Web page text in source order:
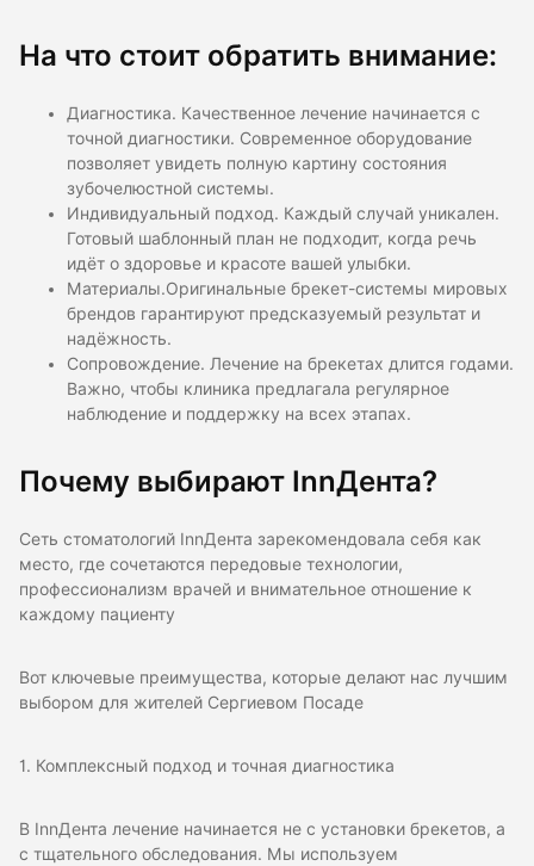
На что стоит обратить внимание:
Диагностика. Качественное лечение начинается с
точной диагностики. Современное оборудование
позволяет увидеть полную картину состояния
зубочелюстной системы.
Индивидуальный подход. Каждый случай уникален.
Готовый шаблонный план не подходит, когда речь
идёт о здоровье и красоте вашей улыбки.
Материалы.Оригинальные брекет-системы мировых
брендов гарантируют предсказуемый результат и
надёжность.
Сопровождение. Лечение на брекетах длится годами.
Важно, чтобы клиника предлагала регулярное
наблюдение и поддержку на всех этапах.
Почему выбирают InnДента?
Cеть стоматологий InnДента зарекомендовала себя как
место, где сочетаются передовые технологии,
профессионализм врачей и внимательное отношение к
каждому пациенту
Вот ключевые преимущества, которые делают нас лучшим
выбором для жителей Сергиевом Посаде
1. Комплексный подход и точная диагностика
В InnДента лечение начинается не с установки брекетов, а
с тщательного обследования. Мы используем